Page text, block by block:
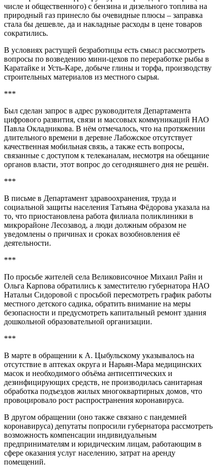
числе и общественного) с бензина и дизельного топлива на
природный газ принесло бы очевидные плюсы – заправка
стала бы дешевле, да и накладные расходы в цене товаров
сократились.
В условиях растущей безработицы есть смысл рассмотреть
вопросы по возведению мини-цехов по переработке рыбы в
Каратайке и Усть-Каре, добыче глины и торфа, производству
строительных материалов из местного сырья.
***
Был сделан запрос в адрес руководителя Департамента
цифрового развития, связи и массовых коммуникаций НАО
Павла Окладникова. В нём отмечалось, что на протяжении
длительного времени в деревне Лабожское отсутствует
качественная мобильная связь, а также есть вопросы,
связанные с доступом к телеканалам, несмотря на обещание
органов власти, этот вопрос до сегодняшнего дня не решён.
***
В письме в Департамент здравоохранения, труда и
социальной защиты населения Татьяна Фёдорова указала на
то, что приостановлена работа филиала поликлиники в
микрорайоне Лесозавод, а люди должным образом не
уведомлены о причинах и сроках возобновления её
деятельности.
***
По просьбе жителей села Великовисочное Михаил Райн и
Ольга Карпова обратились к заместителю губернатора НАО
Натальи Сидоровой с просьбой пересмотреть график работы
местного детского садика, обратить внимание на меры
безопасности и предусмотреть капитальный ремонт здания
дошкольной образовательной организации.
***
В марте в обращении к А. Цыбульскому указывалось на
отсутствие в аптеках округа и Нарьян-Мара медицинских
масок и необходимого объёма антисептических и
дезинфицирующих средств, не производилась санитарная
обработка подъездов жилых многоквартирных домов, что
провоцировало рост распространения коронавируса.
В другом обращении (оно также связано с пандемией
коронавируса) депутаты попросили губернатора рассмотреть
возможность компенсации индивидуальным
предпринимателям и юридическим лицам, работающим в
сфере оказания услуг населению, затрат на аренду
помещений.